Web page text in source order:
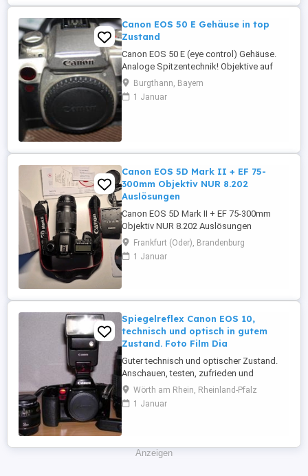
Zoomobjektiv * Exakta Objektiv (siehe
Canon EOS 50 E Gehäuse in top
Zustand
Canon EOS 50 E (eye control) Gehäuse.
Analoge Spitzentechnik! Objektive auf
Anfrage. Batteriegriff auf Anfrage
Privatverkauf ohne Garantie und ohne
Gewährleistung. Nur Abholung
Burgthann, Bayern
1 Januar
Canon EOS 5D Mark II + EF 75-
300mm Objektiv NUR 8.202
Auslösungen
Canon EOS 5D Mark II + EF 75-300mm
Objektiv NUR 8.202 Auslösungen
Frankfurt (Oder), Brandenburg
1 Januar
Spiegelreflex Canon EOS 10,
technisch und optisch in gutem
Zustand. Foto Film Dia
Guter technisch und optischer Zustand.
Anschauen, testen, zufrieden und
überzeugt sein. Technische Details unter:
http://www.phoscope.com/canon-eos-
10-p-61.html?language=de Mit dabei ist
Skylight 1B 52mm Filter und
Sonnenblende und ...
Wörth am Rhein, Rheinland-Pfalz
1 Januar
Anzeigen